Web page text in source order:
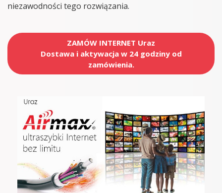
niezawodności tego rozwiązania.
ZAMÓW INTERNET Uraz
Dostawa i aktywacja w 24 godziny od
zamówienia.